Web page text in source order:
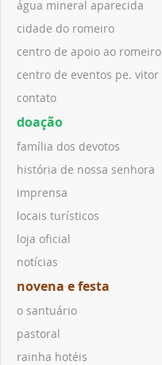
água mineral aparecida
cidade do romeiro
centro de apoio ao romeiro
centro de eventos pe. vitor
contato
doação
família dos devotos
história de nossa senhora
imprensa
locais turísticos
loja oficial
notícias
novena e festa
o santuário
pastoral
rainha hotéis